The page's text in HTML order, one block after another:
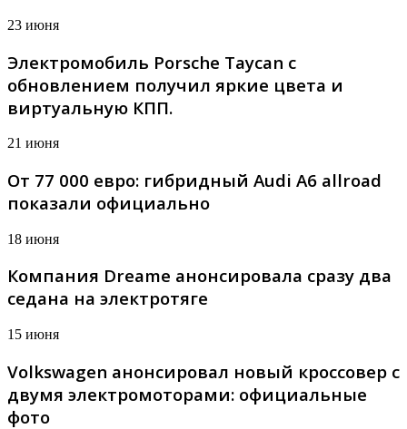
23 июня
Электромобиль Porsche Taycan с
обновлением получил яркие цвета и
виртуальную КПП.
21 июня
От 77 000 евро: гибридный Audi A6 allroad
показали официально
18 июня
Компания Dreame анонсировала сразу два
седана на электротяге
15 июня
Volkswagen анонсировал новый кроссовер с
двумя электромоторами: официальные
фото